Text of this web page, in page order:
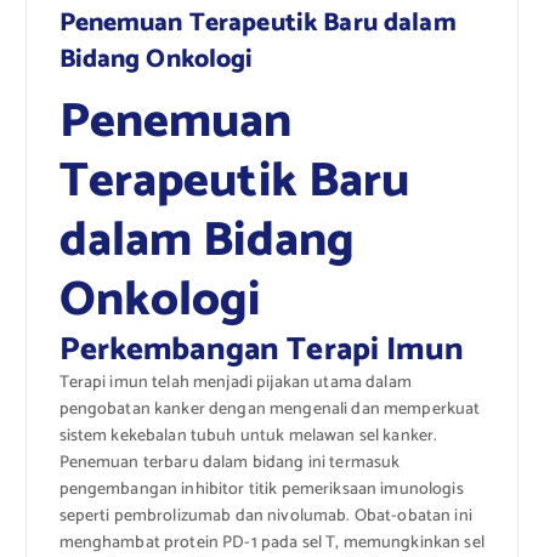
Penemuan Terapeutik Baru dalam
Bidang Onkologi
Penemuan
Terapeutik Baru
dalam Bidang
Onkologi
Perkembangan Terapi Imun
Terapi imun telah menjadi pijakan utama dalam
pengobatan kanker dengan mengenali dan memperkuat
sistem kekebalan tubuh untuk melawan sel kanker.
Penemuan terbaru dalam bidang ini termasuk
pengembangan inhibitor titik pemeriksaan imunologis
seperti pembrolizumab dan nivolumab. Obat-obatan ini
menghambat protein PD-1 pada sel T, memungkinkan sel